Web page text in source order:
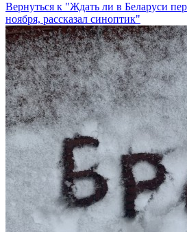
Вернуться к "Ждать ли в Беларуси
ноября, рассказал синоптик"